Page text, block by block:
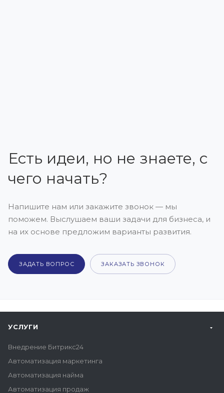
Есть идеи, но не знаете, с
чего начать?
Напишите нам или закажите звонок — мы
поможем. Выслушаем ваши задачи для бизнеса, и
на их основе предложим варианты развития.
ЗАДАТЬ ВОПРОС ЗАКАЗАТЬ ЗВОНОК
УСЛУГИ
Внедрение Битрикс24
Автоматизация маркетинга
Автоматизация найма
Автоматизация продаж